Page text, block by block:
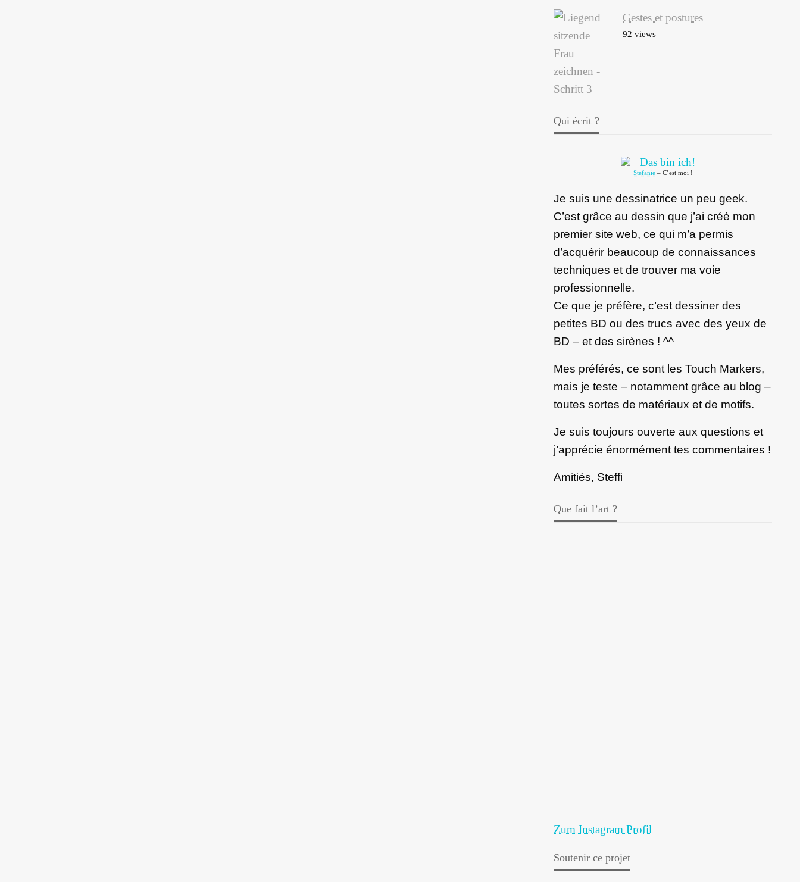
Gestes et postures
92 views
Qui écrit ?
Stefanie– C’est moi !
Je suis une dessinatrice un peu geek.
C’est grâce au dessin que j’ai créé mon
premier site web, ce qui m’a permis
d’acquérir beaucoup de connaissances
techniques et de trouver ma voie
professionnelle.
Ce que je préfère, c’est dessiner des
petites BD ou des trucs avec des yeux de
BD – et des sirènes ! ^^
Mes préférés, ce sont les Touch Markers,
mais je teste – notamment grâce au blog –
toutes sortes de matériaux et de motifs.
Je suis toujours ouverte aux questions et
j’apprécie énormément tes commentaires !
Amitiés, Steffi
Que fait l’art ?
Zum Instagram Profil
Soutenir ce projet